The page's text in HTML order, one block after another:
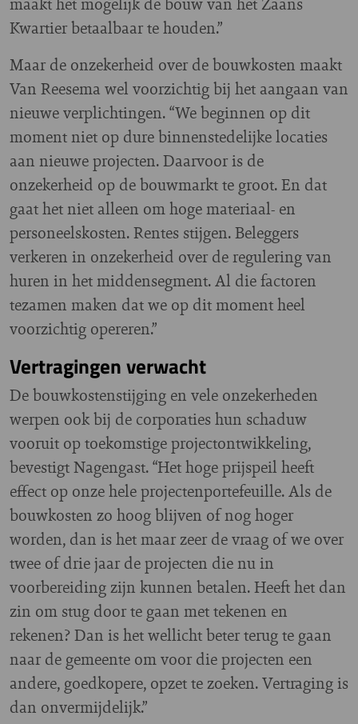
Kwartier betaalbaar te houden.”
Maar de onzekerheid over de bouwkosten maakt
Van Reesema wel voorzichtig bij het aangaan van
nieuwe verplichtingen. “We beginnen op dit
moment niet op dure binnenstedelijke locaties
aan nieuwe projecten. Daarvoor is de
onzekerheid op de bouwmarkt te groot. En dat
gaat het niet alleen om hoge materiaal- en
personeelskosten. Rentes stijgen. Beleggers
verkeren in onzekerheid over de regulering van
huren in het middensegment. Al die factoren
tezamen maken dat we op dit moment heel
voorzichtig opereren.”
Vertragingen verwacht
De bouwkostenstijging en vele onzekerheden
werpen ook bij de corporaties hun schaduw
vooruit op toekomstige projectontwikkeling,
bevestigt Nagengast. “Het hoge prijspeil heeft
effect op onze hele projectenportefeuille. Als de
bouwkosten zo hoog blijven of nog hoger
worden, dan is het maar zeer de vraag of we over
twee of drie jaar de projecten die nu in
voorbereiding zijn kunnen betalen. Heeft het dan
zin om stug door te gaan met tekenen en
rekenen? Dan is het wellicht beter terug te gaan
naar de gemeente om voor die projecten een
andere, goedkopere, opzet te zoeken. Vertraging is
dan onvermijdelijk.”